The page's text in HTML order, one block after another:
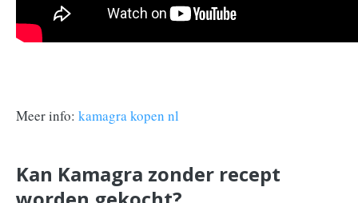
Meer info: kamagra kopen nl
Kan Kamagra zonder recept